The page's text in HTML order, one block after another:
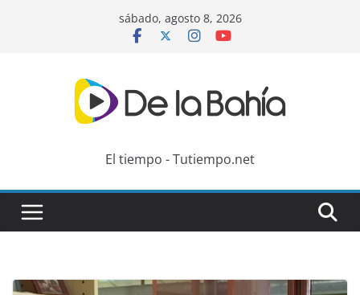
sábado, agosto 8, 2026
El tiempo - Tutiempo.net